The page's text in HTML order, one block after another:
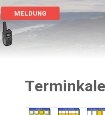
MELDUNG